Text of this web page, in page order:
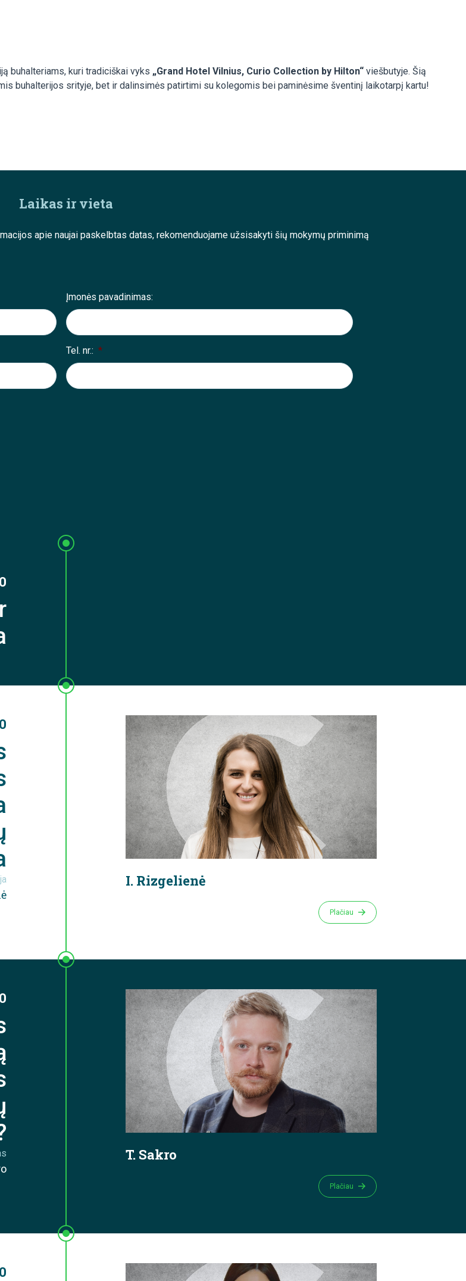
buhalteriams, kuri tradiciškai vyks „Grand Hotel Vilnius, Curio Collection by Hilton“viešbutyje. Šią
buhalterijos srityje, bet ir dalinsimės patirtimi su kolegomis bei paminėsime šventinį laikotarpį kartu!
Laikas ir vieta
apie naujai paskelbtas datas, rekomenduojame užsisakyti šių mokymų priminimą
Įmonės pavadinimas:
Tel. nr.: *
I. Rizgelienė
Plačiau
T. Sakro
Plačiau